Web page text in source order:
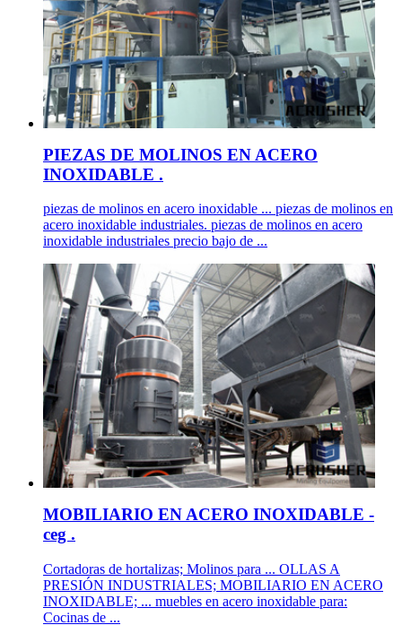
PIEZAS DE MOLINOS EN ACERO
INOXIDABLE .
piezas de molinos en acero inoxidable ... piezas de molinos en
acero inoxidable industriales. piezas de molinos en acero
inoxidable industriales precio bajo de ...
MOBILIARIO EN ACERO INOXIDABLE -
ceg .
Cortadoras de hortalizas; Molinos para ... OLLAS A
PRESIÓN INDUSTRIALES; MOBILIARIO EN ACERO
INOXIDABLE; ... muebles en acero inoxidable para:
Cocinas de ...